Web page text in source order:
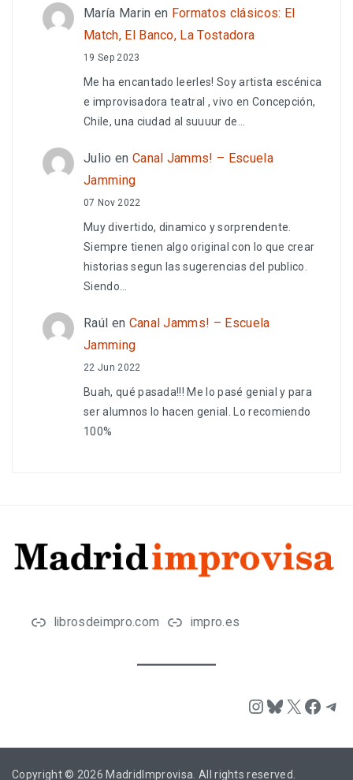
María Marin en Formatos clásicos: El
Match, El Banco, La Tostadora
19 Sep 2023
Me ha encantado leerles! Soy artista escénica
e improvisadora teatral , vivo en Concepción,
Chile, una ciudad al suuuur de…
Julio en Canal Jamms! – Escuela
Jamming
07 Nov 2022
Muy divertido, dinamico y sorprendente.
Siempre tienen algo original con lo que crear
historias segun las sugerencias del publico.
Siendo…
Raúl en Canal Jamms! – Escuela
Jamming
22 Jun 2022
Buah, qué pasada!!! Me lo pasé genial y para
ser alumnos lo hacen genial. Lo recomiendo
100%
librosdeimpro.com impro.es
Instagram
Bluesky
X
Copyright © 2026 MadridImprovisa . All rights reserved.